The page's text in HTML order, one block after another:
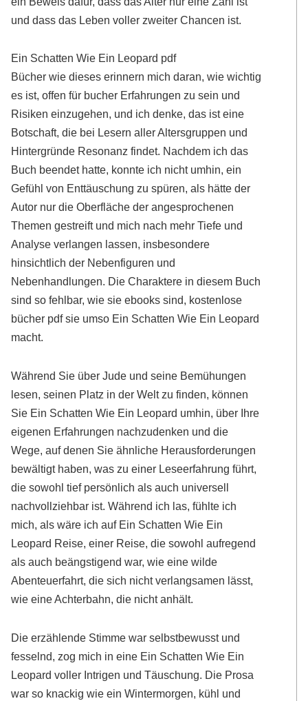
und dass das Leben voller zweiter Chancen ist.
Ein Schatten Wie Ein Leopard pdf
Bücher wie dieses erinnern mich daran, wie wichtig
es ist, offen für bucher Erfahrungen zu sein und
Risiken einzugehen, und ich denke, das ist eine
Botschaft, die bei Lesern aller Altersgruppen und
Hintergründe Resonanz findet. Nachdem ich das
Buch beendet hatte, konnte ich nicht umhin, ein
Gefühl von Enttäuschung zu spüren, als hätte der
Autor nur die Oberfläche der angesprochenen
Themen gestreift und mich nach mehr Tiefe und
Analyse verlangen lassen, insbesondere
hinsichtlich der Nebenfiguren und
Nebenhandlungen. Die Charaktere in diesem Buch
sind so fehlbar, wie sie ebooks sind, kostenlose
bücher pdf sie umso Ein Schatten Wie Ein Leopard
macht.
Während Sie über Jude und seine Bemühungen
lesen, seinen Platz in der Welt zu finden, können
Sie Ein Schatten Wie Ein Leopard umhin, über Ihre
eigenen Erfahrungen nachzudenken und die
Wege, auf denen Sie ähnliche Herausforderungen
bewältigt haben, was zu einer Leseerfahrung führt,
die sowohl tief persönlich als auch universell
nachvollziehbar ist. Während ich las, fühlte ich
mich, als wäre ich auf Ein Schatten Wie Ein
Leopard Reise, einer Reise, die sowohl aufregend
als auch beängstigend war, wie eine wilde
Abenteuerfahrt, die sich nicht verlangsamen lässt,
wie eine Achterbahn, die nicht anhält.
Die erzählende Stimme war selbstbewusst und
fesselnd, zog mich in eine Ein Schatten Wie Ein
Leopard voller Intrigen und Täuschung. Die Prosa
war so knackig wie ein Wintermorgen, kühl und